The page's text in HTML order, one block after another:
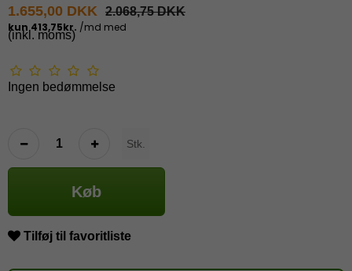
1.655,00 DKK 2.068,75 DKK
(inkl. moms)
Ingen bedømmelse
Stk.
Køb
Tilføj til favoritliste